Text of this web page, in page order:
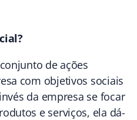
de ações
com objetivos sociais
da empresa se focar
e serviços, ela dá-